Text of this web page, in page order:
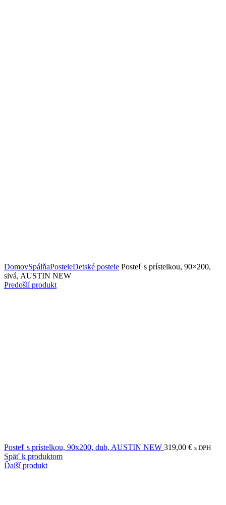
DomovSpálňaPosteleDetské postele Posteľ s prístelkou, 90×200,
sivá, AUSTIN NEW
Predošlí produkt
Posteľ s prístelkou, 90x200, dub, AUSTIN NEW 319,00 € s DPH
Späť k produktom
Ďalší produkt